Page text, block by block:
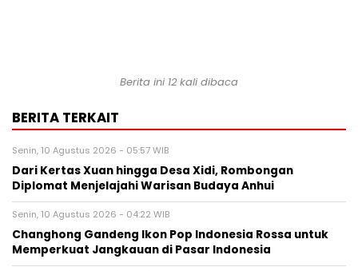
Berita ini 12 kali dibaca
BERITA TERKAIT
Senin, 10 Agustus 2026 - 05:57 WIB
Dari Kertas Xuan hingga Desa Xidi, Rombongan
Diplomat Menjelajahi Warisan Budaya Anhui
Senin, 10 Agustus 2026 - 04:22 WIB
Changhong Gandeng Ikon Pop Indonesia Rossa untuk
Memperkuat Jangkauan di Pasar Indonesia